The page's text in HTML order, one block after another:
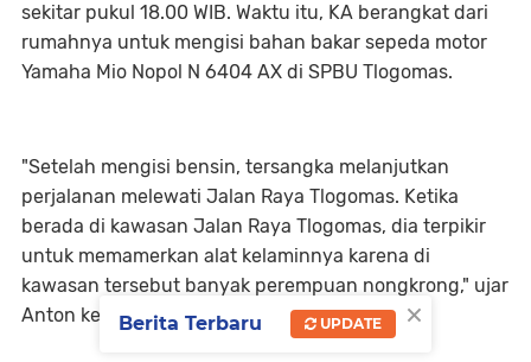
sekitar pukul 18.00 WIB. Waktu itu, KA berangkat dari
rumahnya untuk mengisi bahan bakar sepeda motor
Yamaha Mio Nopol N 6404 AX di SPBU Tlogomas.
"Setelah mengisi bensin, tersangka melanjutkan
perjalanan melewati Jalan Raya Tlogomas. Ketika
berada di kawasan Jalan Raya Tlogomas, dia terpikir
untuk memamerkan alat kelaminnya karena di
kawasan tersebut banyak perempuan nongkrong," ujar
Anton kepada wartawan, Senin (6/5/2024). ×
Berita Terbaru UPDATE